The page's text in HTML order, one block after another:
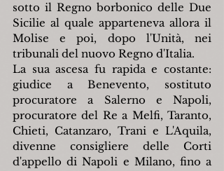
sotto il Regno borbonico delle Due
Sicilie al quale apparteneva allora il
Molise e poi, dopo l'Unità, nei
tribunali del nuovo Regno d'Italia.
La sua ascesa fu rapida e costante:
giudice a Benevento, sostituto
procuratore a Salerno e Napoli,
procuratore del Re a Melfi, Taranto,
Chieti, Catanzaro, Trani e L'Aquila,
divenne consigliere delle Corti
d'appello di Napoli e Milano, fino a